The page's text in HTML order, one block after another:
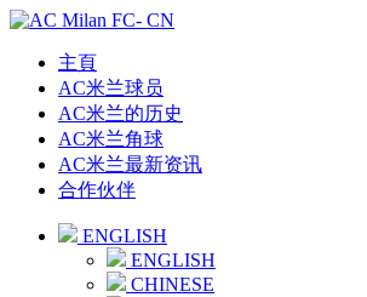
主頁
AC米兰球员
AC米兰的历史
AC米兰角球
AC米兰最新资讯
合作伙伴
ENGLISH
ENGLISH
CHINESE